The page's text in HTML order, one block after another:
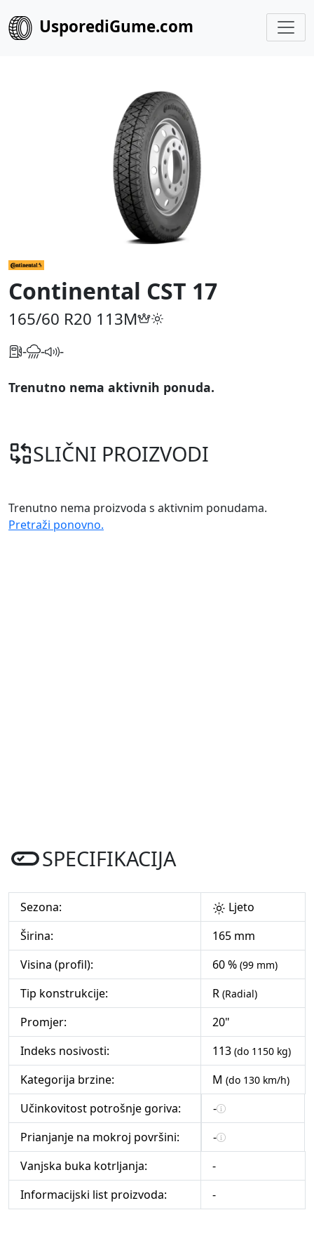
UsporediGume.com
Continental CST 17
165/60 R20 113M
- - -
Trenutno nema aktivnih ponuda.
SLIČNI PROIZVODI
Trenutno nema proizvoda s aktivnim ponudama.
Pretraži ponovno.
SPECIFIKACIJA
Sezona:
Ljeto
Širina:
165 mm
Visina (profil):
60 % (99 mm)
Tip konstrukcije: R (Radial)
Promjer:
20"
Indeks nosivosti:
113 (do 1150 kg)
Kategorija brzine: M (do 130 km/h)
Učinkovitost potrošnje goriva:
-
Prianjanje na mokroj površini:
-
Vanjska buka kotrljanja:
-
Informacijski list proizvoda:
-